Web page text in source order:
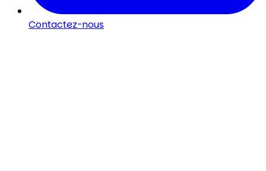
Contactez-nous